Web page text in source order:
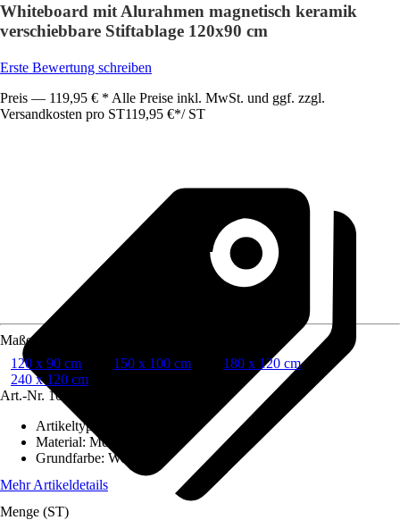
Whiteboard mit Alurahmen magnetisch keramik
verschiebbare Stiftablage 120x90 cm
Erste Bewertung schreiben
Preis — 119,95 € * Alle Preise inkl. MwSt. und ggf. zzgl.
Versandkosten pro ST119,95 €*/ ST
Maße (BxH)
120 x 90 cm
150 x 100 cm
180 x 120 cm
240 x 120 cm
Art.-Nr. 10295907
Artikeltyp
Material: Metall
Grundfarbe: Weiß
Mehr Artikeldetails
Menge (ST)